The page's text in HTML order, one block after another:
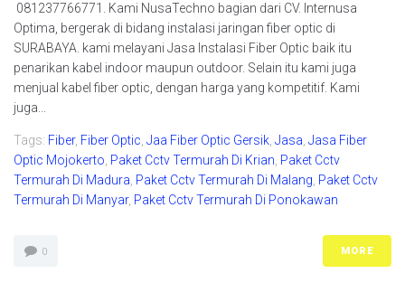
081237766771. Kami NusaTechno bagian dari CV. Internusa
Optima, bergerak di bidang instalasi jaringan fiber optic di
SURABAYA. kami melayani Jasa Instalasi Fiber Optic baik itu
penarikan kabel indoor maupun outdoor. Selain itu kami juga
menjual kabel fiber optic, dengan harga yang kompetitif. Kami
juga...
Tags: Fiber, Fiber Optic Jaa Fiber Optic Gersik Jasa Jasa Fiber
Optic Mojokerto Paket Cctv Termurah Di Krian Paket Cctv
Termurah Di Madura Paket Cctv Termurah Di Malang Paket Cctv
Termurah Di Manyar, Paket Cctv Termurah Di Ponokawan
0 MORE